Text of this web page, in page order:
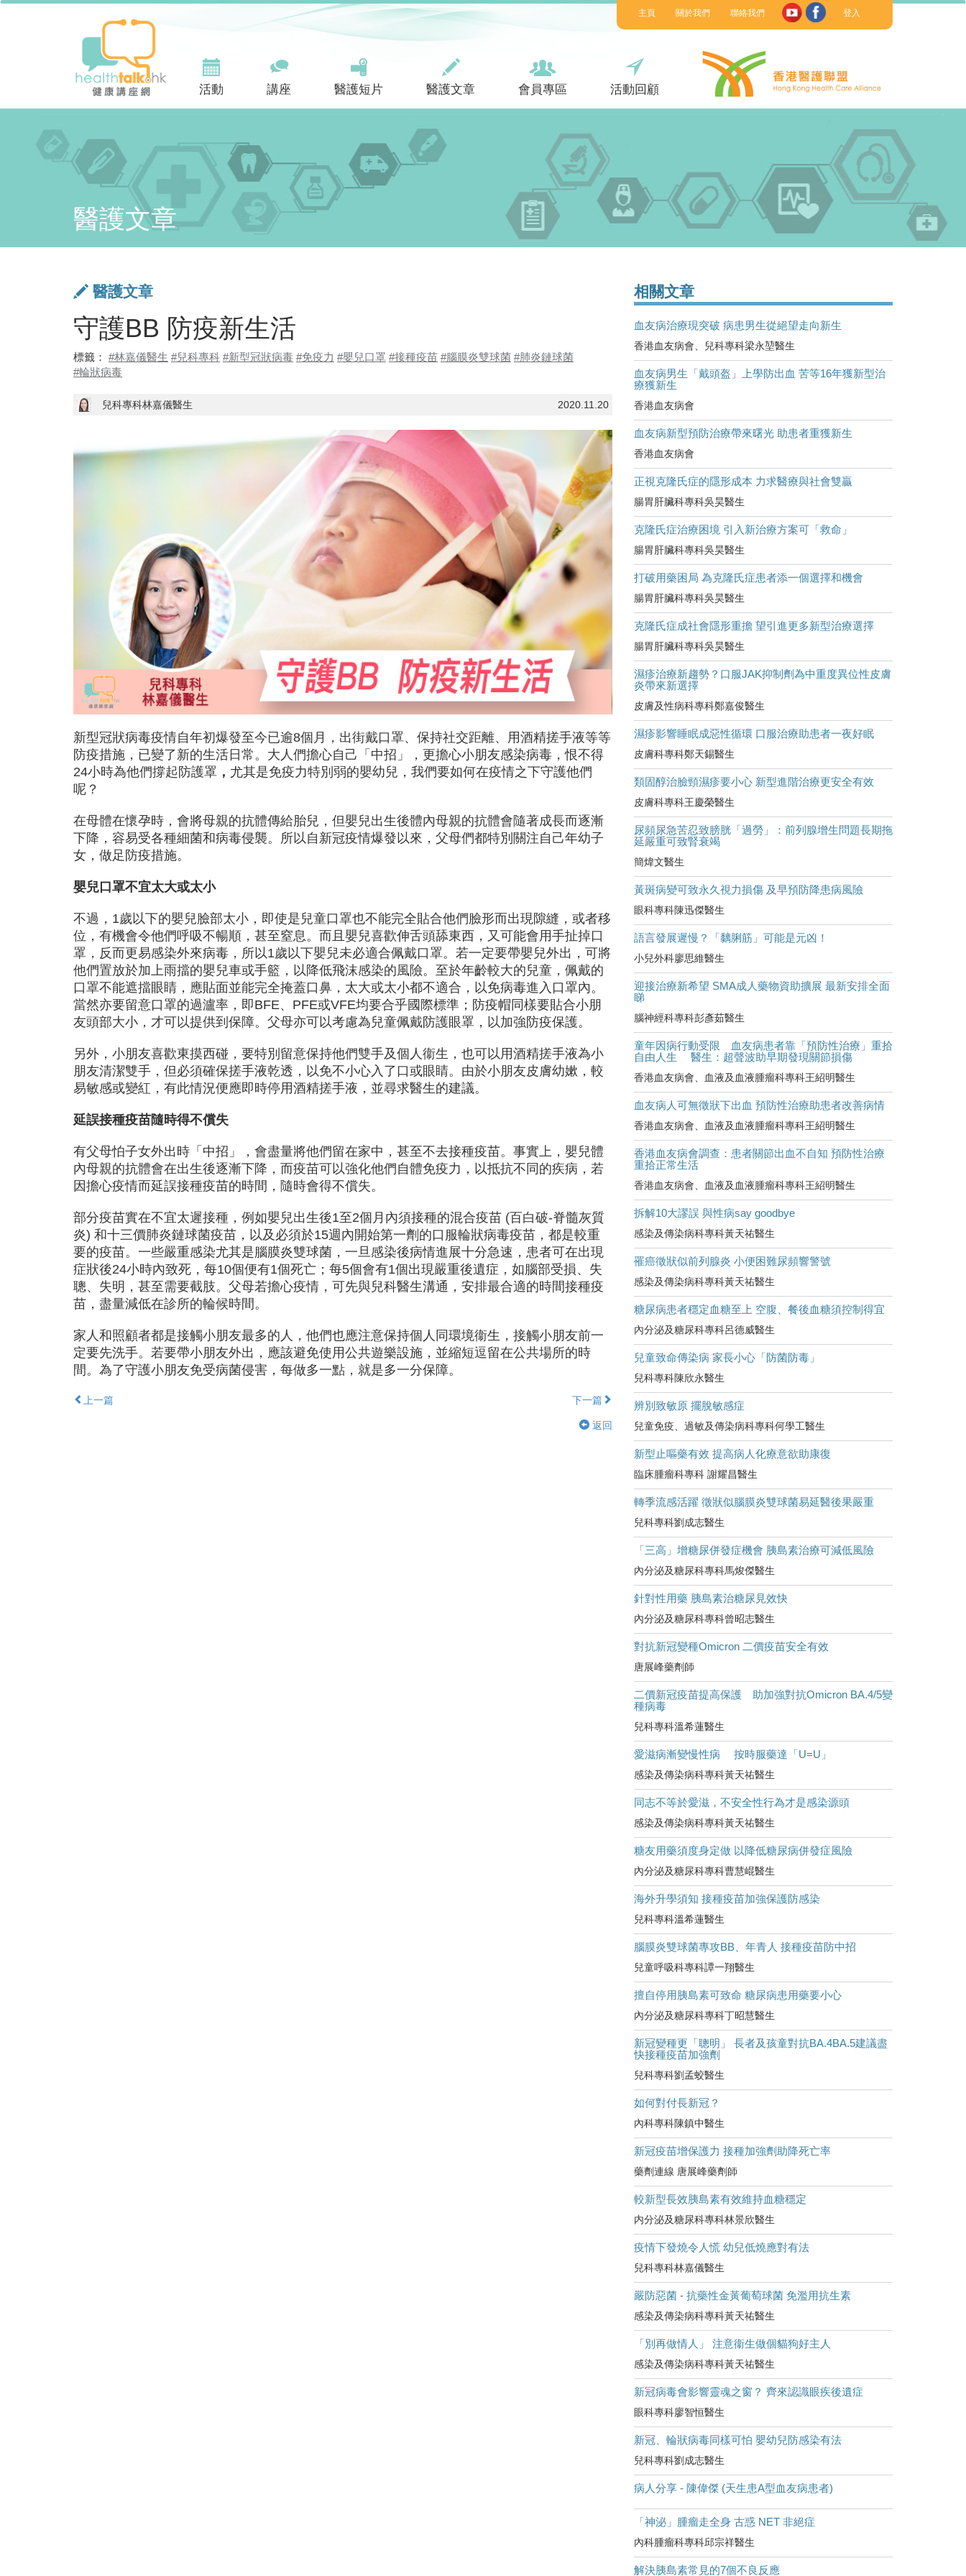
活動 講座 醫護短片 醫護文章 會員專區 活動回顧
主頁 關於我們 聯絡我們 登入
醫護文章
醫護文章
守護BB 防疫新生活
標籤： #林嘉儀醫生 #兒科專科 #新型冠狀病毒 #免疫力 #嬰兒口罩 #接種疫苗 #腦膜炎雙球菌 #肺炎鏈球菌
#輪狀病毒
2020.11.20
兒科專科林嘉儀醫生
新型冠狀病毒疫情自年初爆發至今已逾8個月，出街戴口罩、保持社交距離、用酒精搓手液等等
防疫措施，已變了新的生活日常。大人們擔心自己「中招」，更擔心小朋友感染病毒，恨不得
24小時為他們撐起防護罩 ， 尤其是免疫力特別弱的嬰幼兒，我們要如何在疫情之下守護他們
呢？
在母體在懷孕時，會將母親的抗體傳給胎兒，但嬰兒出生後體內母親的抗體會隨著成長而逐漸
下降，容易受各種細菌和病毒侵襲。所以自新冠疫情爆發以來，父母們都特別關注自己年幼子
女，做足防疫措施。
嬰兒口罩不宜太大或太小
不過，1歲以下的嬰兒臉部太小，即使是兒童口罩也不能完全貼合他們臉形而出現隙縫，或者移
位，有機會令他們呼吸不暢順，甚至窒息。而且嬰兒喜歡伸舌頭舔東西，又可能會用手扯掉口
罩，反而更易感染外來病毒，所以1歲以下嬰兒未必適合佩戴口罩。若一定要帶嬰兒外出，可將
他們置放於加上雨擋的嬰兒車或手籃，以降低飛沫感染的風險。至於年齡較大的兒童，佩戴的
口罩不能遮擋眼睛，應貼面並能完全掩蓋口鼻，太大或太小都不適合，以免病毒進入口罩內。
當然亦要留意口罩的過瀘率，即BFE、PFE或VFE均要合乎國際標準；防疫帽同樣要貼合小朋
友頭部大小，才可以提供到保障。父母亦可以考慮為兒童佩戴防護眼罩，以加強防疫保護。
另外，小朋友喜歡東摸西碰，要特別留意保持他們雙手及個人衞生，也可以用酒精搓手液為小
朋友清潔雙手，但必須確保搓手液乾透，以免不小心入了口或眼睛。由於小朋友皮膚幼嫰，較
易敏感或變紅，有此情況便應即時停用酒精搓手液，並尋求醫生的建議。
延誤接種疫苗隨時得不償失
有父母怕子女外出時「中招」，會盡量將他們留在家中，甚至不去接種疫苗。事實上，嬰兒體
內母親的抗體會在出生後逐漸下降，而疫苗可以強化他們自體免疫力，以抵抗不同的疾病，若
因擔心疫情而延誤接種疫苗的時間，隨時會得不償失。
部分疫苗實在不宜太遲接種，例如嬰兒出生後1至2個月內須接種的混合疫苗 (百白破-脊髓灰質
炎) 和十三價肺炎鏈球菌疫苗，以及必須於15週內開始第一劑的口服輪狀病毒疫苗，都是較重
要的疫苗。一些嚴重感染尤其是腦膜炎雙球菌，一旦感染後病情進展十分急速，患者可在出現
症狀後24小時內致死，每10個便有1個死亡；每5個會有1個出現嚴重後遺症，如腦部受損、失
聰、失明，甚至需要截肢。父母若擔心疫情，可先與兒科醫生溝通，安排最合適的時間接種疫
苗，盡量減低在診所的輪候時間。
家人和照顧者都是接觸小朋友最多的人，他們也應注意保持個人同環境衞生，接觸小朋友前一
定要先洗手。若要帶小朋友外出，應該避免使用公共遊樂設施，並縮短逗留在公共場所的時
間。為了守護小朋友免受病菌侵害，每做多一點，就是多一分保障。
上一篇 下一篇
返回
相關文章
血友病治療現突破 病患男生從絕望走向新生
香港血友病會、兒科專科梁永堃醫生
血友病男生「戴頭盔」上學防出血 苦等16年獲新型治
療獲新生
香港血友病會
血友病新型預防治療帶來曙光 助患者重獲新生
香港血友病會
正視克隆氏症的隱形成本 力求醫療與社會雙贏
腸胃肝臟科專科吳昊醫生
克隆氏症治療困境 引入新治療方案可「救命」
腸胃肝臟科專科吳昊醫生
打破用藥困局 為克隆氏症患者添一個選擇和機會
腸胃肝臟科專科吳昊醫生
克隆氏症成社會隱形重擔 望引進更多新型治療選擇
腸胃肝臟科專科吳昊醫生
濕疹治療新趨勢？口服JAK抑制劑為中重度異位性皮膚
炎帶來新選擇
皮膚及性病科專科鄭嘉俊醫生
濕疹影響睡眠成惡性循環 口服治療助患者一夜好眠
皮膚科專科鄭天錫醫生
類固醇治臉頸濕疹要小心 新型進階治療更安全有效
皮膚科專科王慶榮醫生
尿頻尿急苦忍致膀胱「過勞」：前列腺增生問題長期拖
延嚴重可致腎衰竭
簡煒文醫生
黃斑病變可致永久視力損傷 及早預防降患病風險
眼科專科陳迅傑醫生
語言發展遲慢？「黐脷筋」可能是元凶！
小兒外科廖思維醫生
迎接治療新希望 SMA成人藥物資助擴展 最新安排全面
睇
腦神經科專科彭彥茹醫生
童年因病行動受限 血友病患者靠「預防性治療」重拾
自由人生 醫生：超聲波助早期發現關節損傷
香港血友病會、血液及血液腫瘤科專科王紹明醫生
血友病人可無徵狀下出血 預防性治療助患者改善病情
香港血友病會、血液及血液腫瘤科專科王紹明醫生
香港血友病會調查：患者關節出血不自知 預防性治療
重拾正常生活
香港血友病會、血液及血液腫瘤科專科王紹明醫生
拆解10大謬誤 與性病say goodbye
感染及傳染病科專科黃天祐醫生
罹癌徵狀似前列腺炎 小便困難尿頻響警號
感染及傳染病科專科黃天祐醫生
糖尿病患者穩定血糖至上 空腹、餐後血糖須控制得宜
內分泌及糖尿科專科呂德威醫生
兒童致命傳染病 家長小心「防菌防毒」
兒科專科陳欣永醫生
辨別致敏原 擺脫敏感症
兒童免疫、過敏及傳染病科專科何學工醫生
新型止嘔藥有效 提高病人化療意欲助康復
臨床腫瘤科專科 謝耀昌醫生
轉季流感活躍 徵狀似腦膜炎雙球菌易延醫後果嚴重
兒科專科劉成志醫生
「三高」增糖尿併發症機會 胰島素治療可減低風險
內分泌及糖尿科專科馬焌傑醫生
針對性用藥 胰島素治糖尿見效快
內分泌及糖尿科專科曾昭志醫生
對抗新冠變種Omicron 二價疫苗安全有效
唐展峰藥劑師
二價新冠疫苗提高保護 助加強對抗Omicron BA.4/5變
種病毒
兒科專科溫希蓮醫生
愛滋病漸變慢性病 按時服藥達「U=U」
感染及傳染病科專科黃天祐醫生
同志不等於愛滋，不安全性行為才是感染源頭
感染及傳染病科專科黃天祐醫生
糖友用藥須度身定做 以降低糖尿病併發症風險
內分泌及糖尿科專科曹慧崐醫生
海外升學須知 接種疫苗加強保護防感染
兒科專科溫希蓮醫生
腦膜炎雙球菌專攻BB、年青人 接種疫苗防中招
兒童呼吸科專科譚一翔醫生
擅自停用胰島素可致命 糖尿病患用藥要小心
內分泌及糖尿科專科丁昭慧醫生
新冠變種更「聰明」 長者及孩童對抗BA.4BA.5建議盡
快接種疫苗加強劑
兒科專科劉孟蛟醫生
如何對付長新冠？
內科專科陳鎮中醫生
新冠疫苗增保護力 接種加強劑助降死亡率
藥劑連線 唐展峰藥劑師
較新型長效胰島素有效維持血糖穩定
内分泌及糖尿科專科林景欣醫生
疫情下發燒令人慌 幼兒低燒應對有法
兒科專科林嘉儀醫生
嚴防惡菌 - 抗藥性金黃葡萄球菌 免濫用抗生素
感染及傳染病科專科黃天祐醫生
「別再做情人」 注意衞生做個貓狗好主人
感染及傳染病科專科黃天祐醫生
新冠病毒會影響靈魂之窗？ 齊來認識眼疾後遺症
眼科專科廖智恒醫生
新冠、輪狀病毒同樣可怕 嬰幼兒防感染有法
兒科專科劉成志醫生
病人分享 - 陳偉傑 (天生患A型血友病患者)
「神泌」腫瘤走全身 古惑 NET 非絕症
內科腫瘤科專科邱宗祥醫生
解決胰島素常見的7個不良反應